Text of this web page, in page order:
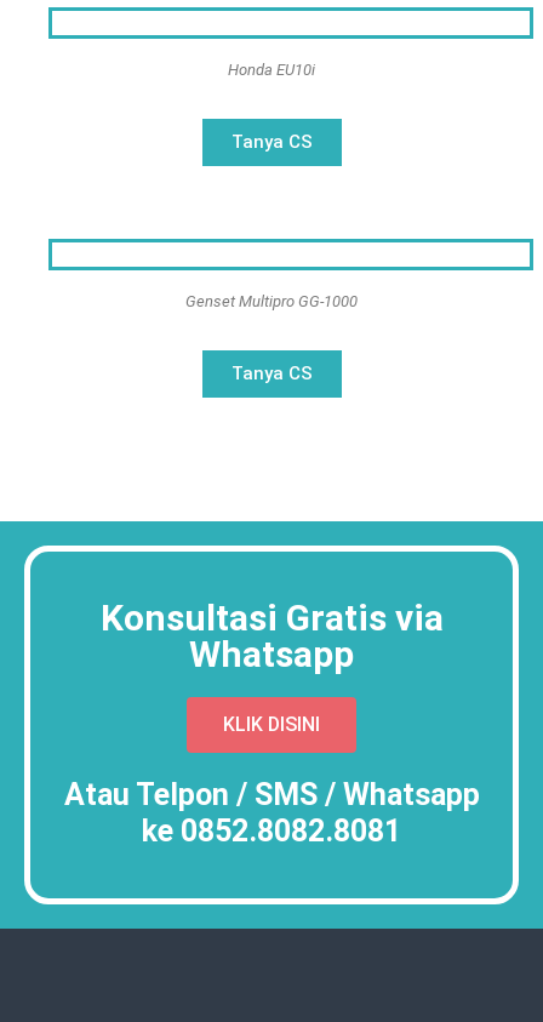
Honda EU10i
Tanya CS
Genset Multipro GG-1000​
Tanya CS
Konsultasi Gratis via
Whatsapp
KLIK DISINI
Atau Telpon / SMS / Whatsapp
ke 0852.8082.8081